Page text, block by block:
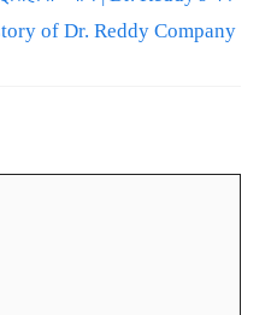
of Dr. Reddy Company